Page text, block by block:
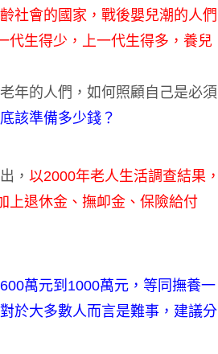
社會的國家，戰後嬰兒潮的人們
代生得少，上一代生得多，養兒
年的人們，如何照顧自己是必須
該準備多少錢？
， 以2000年老人生活調查結果，
上退休金、撫卹金、保險給付
萬元到1000萬元，等同撫養一
於大多數人而言是難事，建議分